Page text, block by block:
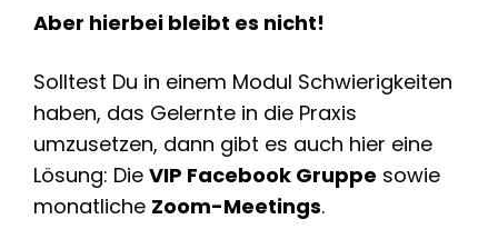
Aber hierbei bleibt es nicht!
Solltest Du in einem Modul Schwierigkeiten
haben, das Gelernte in die Praxis
umzusetzen, dann gibt es auch hier eine
Lösung: Die VIP Facebook Gruppe sowie
monatliche Zoom-Meetings.